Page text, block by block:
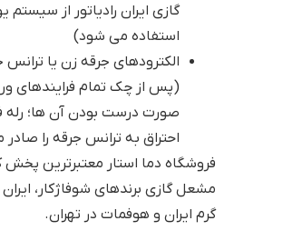
گازی ایران رادیاتور از سیستم
استفاده می شود)
الکترودهای جرقه زن یا ترانس
(پس از چک تمام فرایندهای
صورت درست بودن آن ها؛ رله
احتراق به ترانس جرقه را
فروشگاه دما استار معتبرترین پخش
مشعل گازی برندهای شوفاژکار، ایران
گرم ایران و هوفمات در تهران.